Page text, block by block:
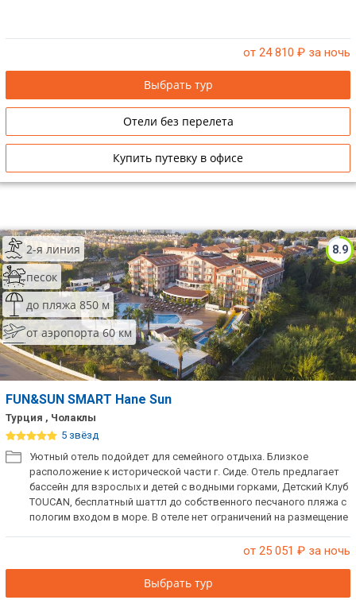
от 24 810 ₽ за ночь
Выбрать тур
Отели без перелета
Купить путевку в офисе
8.9
2-я линия
песок
до пляжа 850 м
от аэропорта 60 км
FUN&SUN SMART Hane Sun
Турция , Чолаклы
5 звёзд
Уютный отель подойдет для семейного отдыха. Близкое
расположение к исторической части г. Сиде. Отель предлагает
бассейн для взрослых и детей с водными горками, Детский Клуб
TOUCAN, бесплатный шаттл до собственного песчаного пляжа с
пологим входом в море. В отеле нет ограничений на размещение
от 25 051 ₽ за ночь
Выбрать тур